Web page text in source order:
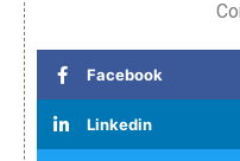
Facebook
Linkedin